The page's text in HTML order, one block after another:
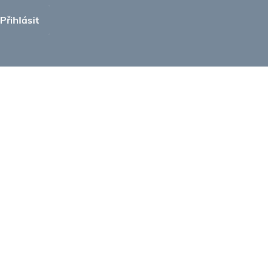
Přihlásit